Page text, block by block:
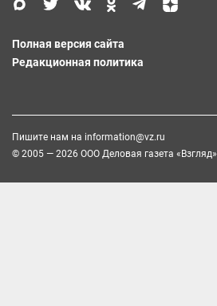
Полная версия сайта
Редакционная политика
Пишите нам на information@vz.ru
© 2005 — 2026 ООО Деловая газета «Взгляд»